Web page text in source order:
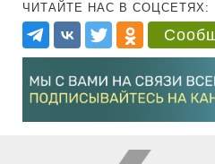
ЧИТАЙТЕ НАС В СОЦСЕТЯХ: